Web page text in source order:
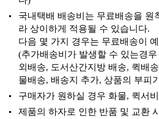
국내택배 배송비는 무료배송을 원
라 상이하게 적용될 수 있습니다.
다음 몇 가지 경우는 무료배송이
(추가배송비가 발생할 수 있는경
외배송, 도서산간지방 배송, 퀵배
물배송, 배송지 추가, 상품의 부피
구매자가 원하실 경우 화물, 퀵서
제품의 하자로 인한 반품 및 교환